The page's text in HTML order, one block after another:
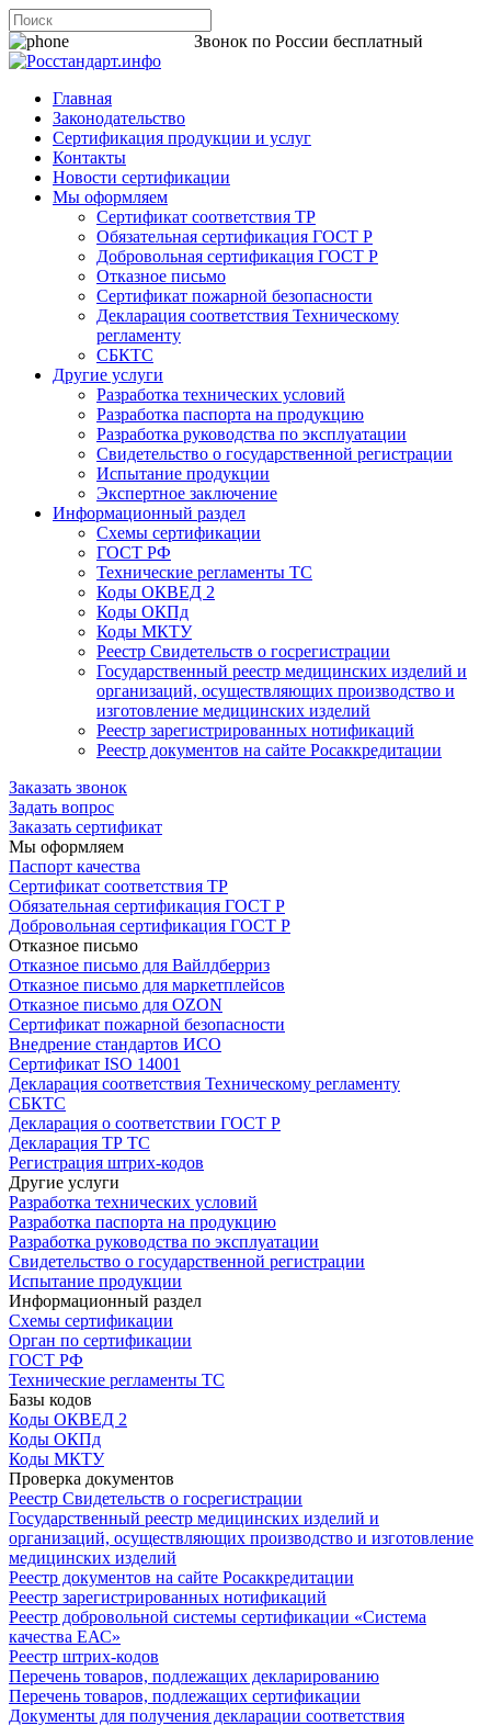
Звонок по России бесплатный
Главная
Законодательство
Сертификация продукции и услуг
Контакты
Новости сертификации
Мы оформляем
Сертификат соответствия ТР
Обязательная сертификация ГОСТ Р
Добровольная сертификация ГОСТ Р
Отказное письмо
Сертификат пожарной безопасности
Декларация соответствия Техническому
регламенту
СБКТС
Другие услуги
Разработка технических условий
Разработка паспорта на продукцию
Разработка руководства по эксплуатации
Свидетельство о государственной регистрации
Испытание продукции
Экспертное заключение
Информационный раздел
Схемы сертификации
ГОСТ РФ
Технические регламенты ТС
Коды ОКВЕД 2
Коды ОКПд
Коды МКТУ
Реестр Свидетельств о госрегистрации
Государственный реестр медицинских изделий и
организаций, осуществляющих производство и
изготовление медицинских изделий
Реестр зарегистрированных нотификаций
Реестр документов на сайте Росаккредитации
Заказать звонок
Задать вопрос
Заказать сертификат
Мы оформляем
Паспорт качества
Сертификат соответствия ТР
Обязательная сертификация ГОСТ Р
Добровольная сертификация ГОСТ Р
Отказное письмо
Отказное письмо для Вайлдберриз
Отказное письмо для маркетплейсов
Отказное письмо для OZON
Сертификат пожарной безопасности
Внедрение стандартов ИСО
Сертификат ISO 14001
Декларация соответствия Техническому регламенту
СБКТС
Декларация о соответствии ГОСТ Р
Декларация ТР ТС
Регистрация штрих-кодов
Другие услуги
Разработка технических условий
Разработка паспорта на продукцию
Разработка руководства по эксплуатации
Свидетельство о государственной регистрации
Испытание продукции
Информационный раздел
Схемы сертификации
Орган по сертификации
ГОСТ РФ
Технические регламенты ТС
Базы кодов
Коды ОКВЕД 2
Коды ОКПд
Коды МКТУ
Проверка документов
Реестр Свидетельств о госрегистрации
Государственный реестр медицинских изделий и
организаций, осуществляющих производство и изготовление
медицинских изделий
Реестр документов на сайте Росаккредитации
Реестр зарегистрированных нотификаций
Реестр добровольной системы сертификации «Система
качества ЕАС»
Реестр штрих-кодов
Перечень товаров, подлежащих декларированию
Перечень товаров, подлежащих сертификации
Документы для получения декларации соответствия